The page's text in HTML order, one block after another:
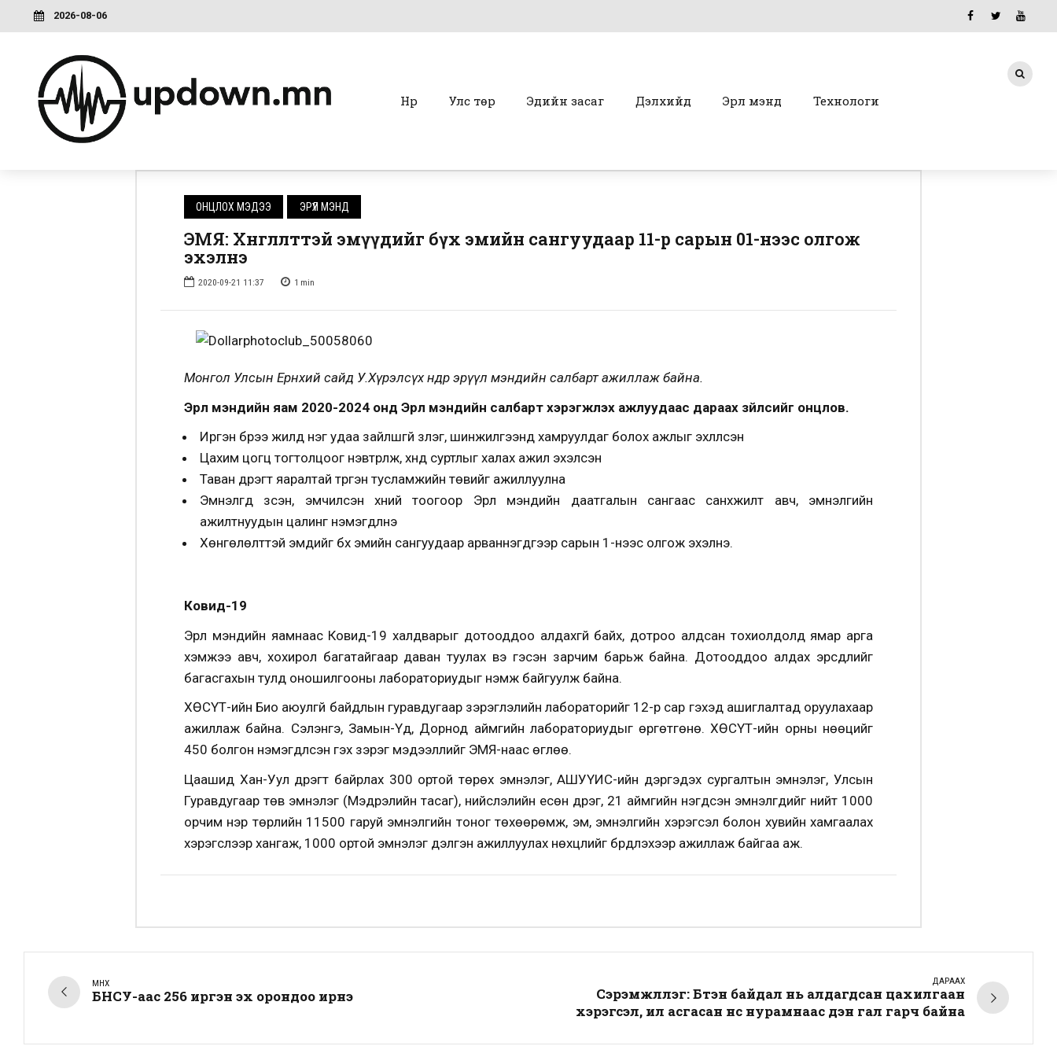
2026-08-06
Нүүр Улс төр Эдийн засаг Дэлхийд Эрүүл мэнд Технологи
ОНЦЛОХ МЭДЭЭ ЭРҮҮЛ МЭНД
ЭМЯ: Хөнгөлөлттэй эмүүдийг бүх эмийн сангуудаар 11-р сарын 01-нээс олгож
эхэлнэ
2020-09-21 11:37 1 min
Монгол Улсын Ерөнхий сайд У.Хүрэлсүх өнөөдөр эрүүл мэндийн салбарт ажиллаж байна.
Эрүүл мэндийн яам 2020-2024 онд Эрүүл мэндийн салбарт хэрэгжүүлэх ажлуудаас дараах зүйлсийг онцлов.
Иргэн бүрээ жилд нэг удаа зайлшгүй үзлэг, шинжилгээнд хамруулдаг болох ажлыг эхлүүлсэн
Цахим цогц тогтолцоог нэвтрүүлж, хүнд суртлыг халах ажил эхэлсэн
Таван дүүрэгт яаралтай түргэн тусламжийн төвийг ажиллуулна
Эмнэлгүүд үзсэн, эмчилсэн хүний тоогоор Эрүүл мэндийн даатгалын сангаас санхүүжилт авч, эмнэлгийн
ажилтнуудын цалинг нэмэгдүүлнэ
Хөнгөлөлттэй эмүүдийг бүх эмийн сангуудаар арваннэгдүгээр сарын 1-нээс олгож эхэлнэ.
Ковид-19
Эрүүл мэндийн яамнаас Ковид-19 халдварыг дотооддоо алдахгүй байх, дотроо алдсан тохиолдолд ямар арга
хэмжээ авч, хохирол багатайгаар даван туулах вэ гэсэн зарчим барьж байна. Дотооддоо алдах эрсдлийг
багасгахын тулд оношилгооны лабораториудыг нэмж байгуулж байна.
ХӨСҮТ-ийн Био аюулгүй байдлын гуравдугаар зэрэглэлийн лабораторийг 12-р сар гэхэд ашиглалтад оруулахаар
ажиллаж байна. Сэлэнгэ, Замын-Үүд, Дорнод аймгийн лабораториудыг өргөтгөнө. ХӨСҮТ-ийн орны нөөцийг
450 болгон нэмэгдүүлсэн гэх зэрэг мэдээллийг ЭМЯ-наас өглөө.
Цаашид Хан-Уул дүүрэгт байрлах 300 ортой төрөх эмнэлэг, АШУҮИС-ийн дэргэдэх сургалтын эмнэлэг, Улсын
Гуравдугаар төв эмнэлэг (Мэдрэлийн тасаг), нийслэлийн есөн дүүрэг, 21 аймгийн нэгдсэн эмнэлгүүдийг нийт 1000
орчим нэр төрлийн 11500 гаруй эмнэлгийн тоног төхөөрөмж, эм, эмнэлгийн хэрэгсэл болон хувийн хамгаалах
хэрэгслээр хангаж, 1000 ортой эмнэлэг дэлгэн ажиллуулах нөхцлийг бүрдүүлэхээр ажиллаж байгаа аж.
ӨМНӨХ
БНСУ-аас 256 иргэн эх орондоо ирнэ
ДАРААХ
Сэрэмжлүүлэг: Бүтэн байдал нь алдагдсан цахилгаан
хэрэгсэл, ил асгасан үнс нурамнаас үүдэн гал гарч байна